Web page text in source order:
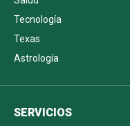
Tecnología
Texas
Astrología
SERVICIOS